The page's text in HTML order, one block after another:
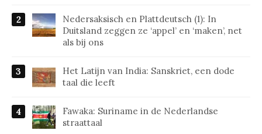
Nedersaksisch en Plattdeutsch (1): In
Duitsland zeggen ze ‘appel’ en ‘maken’, net
als bij ons
Het Latijn van India: Sanskriet, een dode
taal die leeft
Fawaka: Suriname in de Nederlandse
straattaal